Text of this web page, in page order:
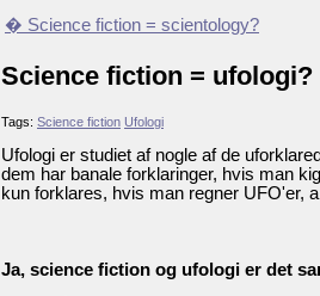
� Science fiction = scientology?
Science fiction = ufologi?
Tags: Science fiction Ufologi
Ufologi er studiet af nogle af de
dem har banale forklaringer, hvis man
kun forklares, hvis man regner UFO'er,
Ja, science fiction og ufologi er det